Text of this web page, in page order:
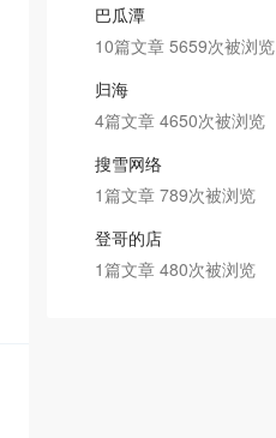
巴瓜潭
10篇文章 5659次被浏览
归海
4篇文章 4650次被浏览
搜雪网络
1篇文章 789次被浏览
登哥的店
1篇文章 480次被浏览